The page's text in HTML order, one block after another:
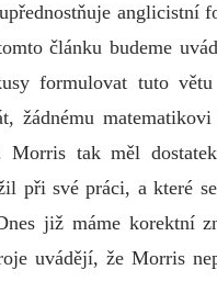
anglicistní
článku budeme
formulovat tuto
žádnému
Morris tak měl
při své práci, a které
již máme korektní
uvádějí, že Morris